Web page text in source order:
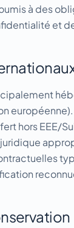
à des
et
hors EEE/